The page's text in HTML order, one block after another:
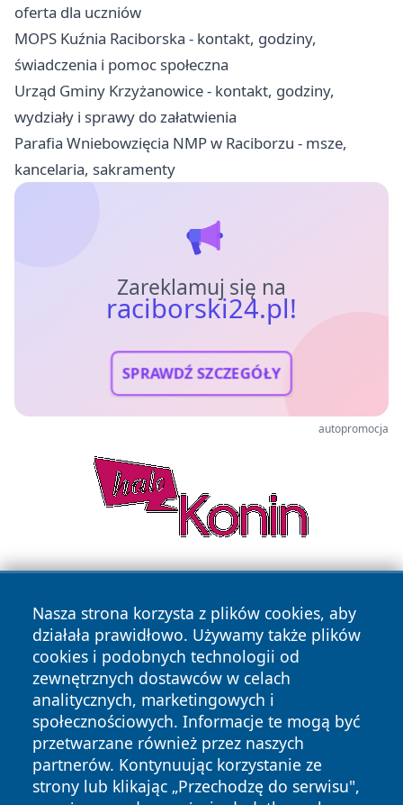
oferta dla uczniów
MOPS Kuźnia Raciborska - kontakt, godziny,
świadczenia i pomoc społeczna
Urząd Gminy Krzyżanowice - kontakt, godziny,
wydziały i sprawy do załatwienia
Parafia Wniebowzięcia NMP w Raciborzu - msze,
kancelaria, sakramenty
Zareklamuj się na
raciborski24.pl!
SPRAWDŹ SZCZEGÓŁY
autopromocja
Nasza strona korzysta z plików cookies, aby
działała prawidłowo. Używamy także plików
cookies i podobnych technologii od
zewnętrznych dostawców w celach
analitycznych, marketingowych i
społecznościowych. Informacje te mogą być
przetwarzane również przez naszych
partnerów. Kontynuując korzystanie ze
strony lub klikając „Przechodzę do serwisu",
Copyright © 2026 raciborski24.pl Wszystkie prawa
zastrzeżone.
News Autorzy
Polityka
Prywatności
Polityka
Cookies